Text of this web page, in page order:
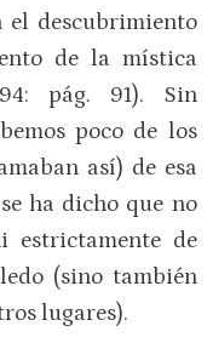
el descubrimiento
de la mística
pág. 91). Sin
poco de los
así) de esa
ha dicho que no
estrictamente de
(sino también
lugares).